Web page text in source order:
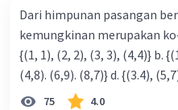
Dari himpunan pasangan
kemungkinan merupakan ko- respondensi satu-satu?
{(1, 1), (2, 2), (3, 3), (4,4)} b. {(1, 2), (2, 3), (3, 4). (4,5)} c. {(2,7).
(4,8). (6,9). (8,7)} d.
75 4.0